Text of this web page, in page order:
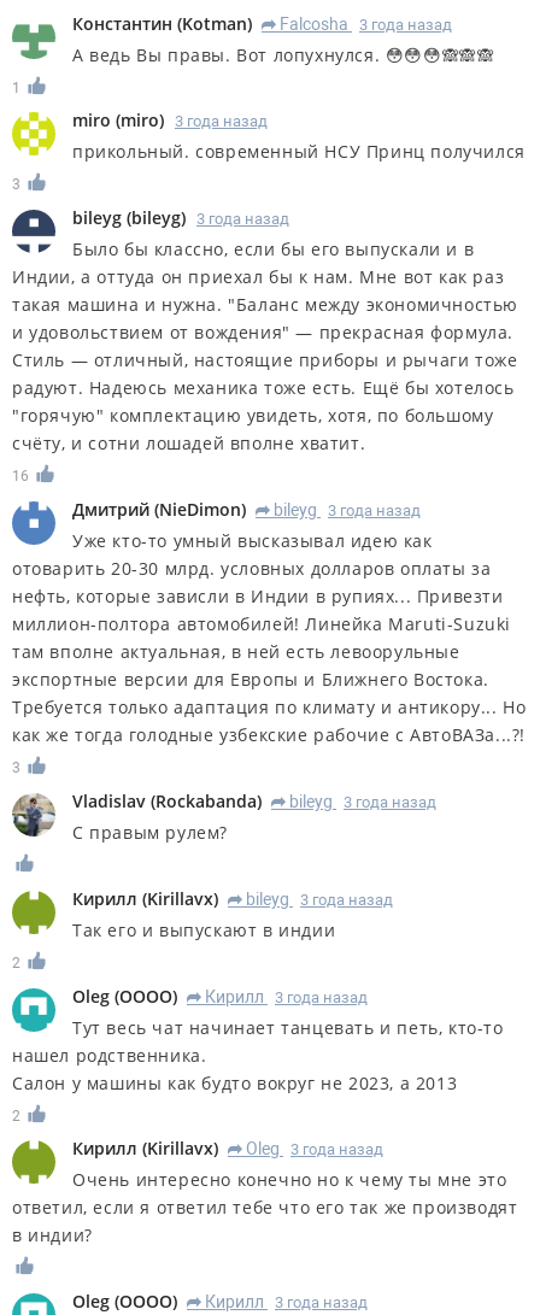
Константин (Kotman) R Falcosha 3 года назад
А ведь Вы правы. Вот лопухнулся. 😳😳😳🙈🙈🙈
1
miro (miro) 3 года назад
прикольный. современный НСУ Принц получился
3
bileyg (bileyg) 3 года назад
Было бы классно, если бы его выпускали и в
Индии, а оттуда он приехал бы к нам. Мне вот как раз
такая машина и нужна. "Баланс между экономичностью
и удовольствием от вождения" — прекрасная формула.
Стиль — отличный, настоящие приборы и рычаги тоже
радуют. Надеюсь механика тоже есть. Ещё бы хотелось
"горячую" комплектацию увидеть, хотя, по большому
счëту, и сотни лошадей вполне хватит.
16
Дмитрий (NieDimon) R bileyg 3 года назад
Уже кто-то умный высказывал идею как
отоварить 20-30 млрд. условных долларов оплаты за
нефть, которые зависли в Индии в рупиях... Привезти
миллион-полтора автомобилей! Линейка Maruti-Suzuki
там вполне актуальная, в ней есть левоорульные
экспортные версии для Европы и Ближнего Востока.
Требуется только адаптация по климату и антикору... Но
как же тогда голодные узбекские рабочие с АвтоВАЗа...?!
3
Vladislav (Rockabanda) R bileyg 3 года назад
С правым рулем?
Кирилл (Kirillavx) R bileyg 3 года назад
Так его и выпускают в индии
2
Oleg (OOOO) R Кирилл 3 года назад
Тут весь чат начинает танцевать и петь, кто-то
нашел родственника.
Салон у машины как будто вокруг не 2023, а 2013
2
Кирилл (Kirillavx) R Oleg 3 года назад
Очень интересно конечно но к чему ты мне это
ответил, если я ответил тебе что его так же производят
в индии?
Oleg (OOOO) R Кирилл 3 года назад